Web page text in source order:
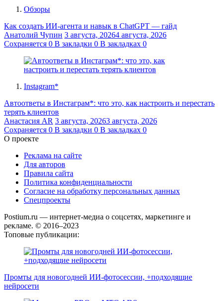
Обзоры
Как создать ИИ-агента и навык в ChatGPT — гайд
Анатолий Чупин 3 августа, 20264 августа, 2026
Сохраняется 0 В закладки 0 В закладках 0
Instagram*
Автоответы в Инстаграм*: что это, как настроить и перестать
терять клиентов
Анастасия AR 3 августа, 20263 августа, 2026
Сохраняется 0 В закладки 0 В закладках 0
О проекте
Реклама на сайте
Для авторов
Правила сайта
Политика конфиденциальности
Согласие на обработку персональных данных
Спецпроекты
Postium.ru — интернет-медиа о соцсетях, маркетинге и
рекламе. © 2016–2023
Топовые публикации:
Промты для новогодней ИИ-фотосессии, +подходящие
нейросети